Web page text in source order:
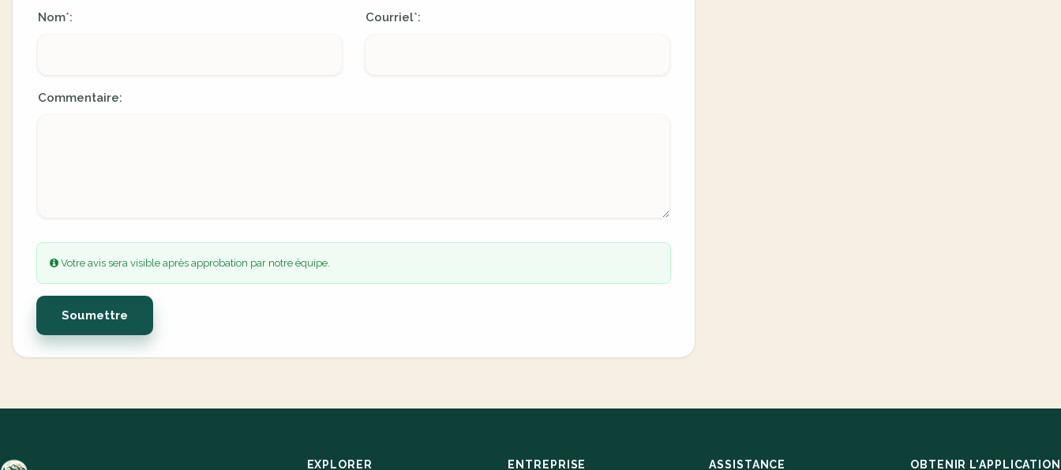
Nom*: Courriel*:
Commentaire:
Votre avis sera visible après approbation par notre équipe.
Soumettre
EXPLORER ENTREPRISE ASSISTANCE OBTENIR L'APPLICATION